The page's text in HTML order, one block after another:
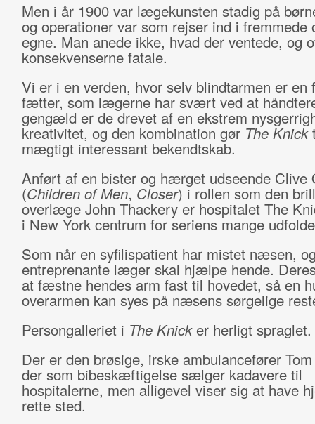
Men i år 1900 var lægekunsten stadig på
og operationer var som rejser ind i fremmede
egne. Man anede ikke, hvad der ventede, og
konsekvenserne fatale.
Vi er i en verden, hvor selv blindtarmen er en
fætter, som lægerne har svært ved at
gengæld er de drevet af en ekstrem
kreativitet, og den kombination gør The Knick
mægtigt interessant bekendtskab.
Anført af en bister og hærget udseende Clive
(Children of Men, Closer) i rollen som den
overlæge John Thackery er hospitalet The
i New York centrum for seriens mange
Som når en syfilispatient har mistet næsen,
entreprenante læger skal hjælpe hende.
at fæstne hendes arm fast til hovedet, så en
overarmen kan syes på næsens sørgelige
Persongalleriet i The Knicker herligt spraglet.
Der er den brøsige, irske ambulancefører
der som bibeskæftigelse sælger kadavere til
hospitalerne, men alligevel viser sig at have
rette sted.